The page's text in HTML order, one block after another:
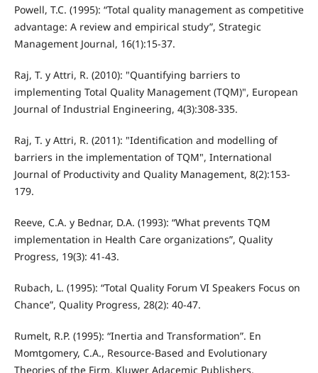
Powell, T.C. (1995): “Total quality management as competitive
advantage: A review and empirical study”, Strategic
Management Journal, 16(1):15-37.
Raj, T. y Attri, R. (2010): "Quantifying barriers to
implementing Total Quality Management (TQM)", European
Journal of Industrial Engineering, 4(3):308-335.
Raj, T. y Attri, R. (2011): "Identification and modelling of
barriers in the implementation of TQM", International
Journal of Productivity and Quality Management, 8(2):153-
179.
Reeve, C.A. y Bednar, D.A. (1993): “What prevents TQM
implementation in Health Care organizations”, Quality
Progress, 19(3): 41-43.
Rubach, L. (1995): “Total Quality Forum VI Speakers Focus on
Chance”, Quality Progress, 28(2): 40-47.
Rumelt, R.P. (1995): “Inertia and Transformation”. En
Momtgomery, C.A., Resource-Based and Evolutionary
Theories of the Firm. Kluwer Adacemic Publishers,